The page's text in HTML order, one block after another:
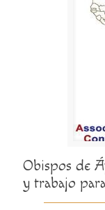
Obispos de
y trabajo